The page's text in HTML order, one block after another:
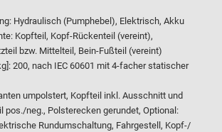
Hydraulisch (Pumphebel), Elektrisch, Akku
Kopfteil, Kopf-Rückenteil (vereint),
bzw. Mittelteil, Bein-Fußteil (vereint)
200, nach IEC 60601 mit 4-facher statischer
umpolstert, Kopfteil inkl. Ausschnitt und
pos./neg., Polsterecken gerundet, Optional:
Rundumschaltung, Fahrgestell, Kopf-/